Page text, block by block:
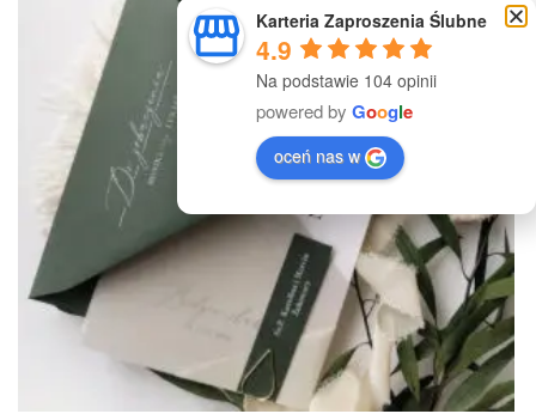
Karteria Zaproszenia Ślubne
4.9
Na podstawie 104 opinii
powered by Google
oceń nas w